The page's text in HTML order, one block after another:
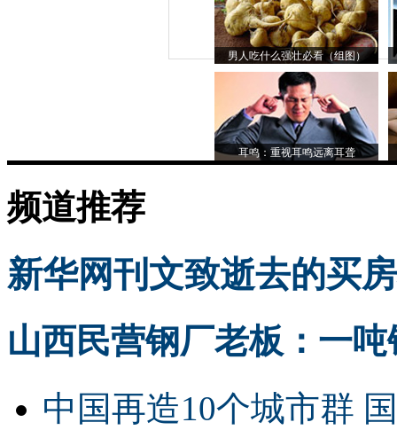
男人吃什么强壮必看（组图）
耳鸣：重视耳鸣远离耳聋
频道推荐
新华网刊文致逝去的买
山西民营钢厂老板：一
中国再造10个城市群